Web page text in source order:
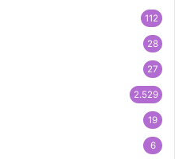
112
28
27
2.529
19
6